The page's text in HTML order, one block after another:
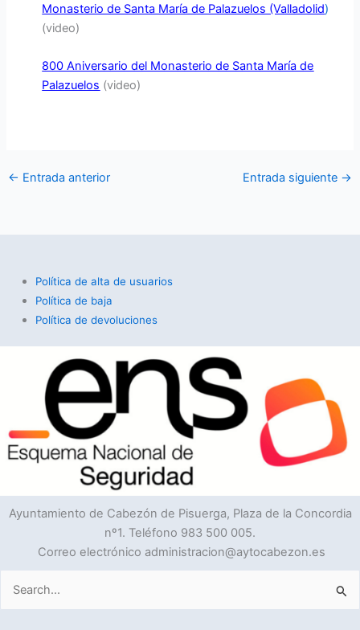
Monasterio de Santa María de Palazuelos (Valladolid)
(video)
800 Aniversario del Monasterio de Santa María de
Palazuelos (video)
← Entrada anterior Entrada siguiente →
Política de alta de usuarios
Política de baja
Política de devoluciones
Ayuntamiento de Cabezón de Pisuerga, Plaza de la Concordia
nº1. Teléfono 983 500 005.
Correo electrónico administracion@aytocabezon.es
Buscar
por: